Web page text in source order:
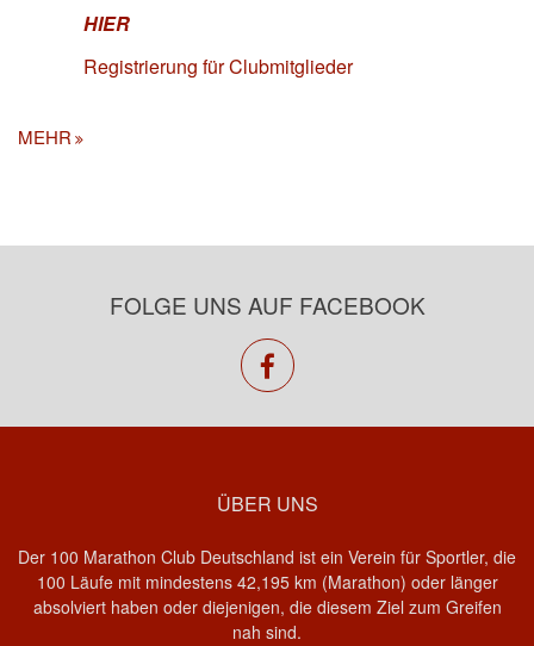
HIER
Registrierung für Clubmitglieder
MEHR
FOLGE UNS AUF FACEBOOK
facebook
ÜBER UNS
Der 100 Marathon Club Deutschland ist ein Verein für Sportler, die
100 Läufe mit mindestens 42,195 km (Marathon) oder länger
absolviert haben oder diejenigen, die diesem Ziel zum Greifen
nah sind.